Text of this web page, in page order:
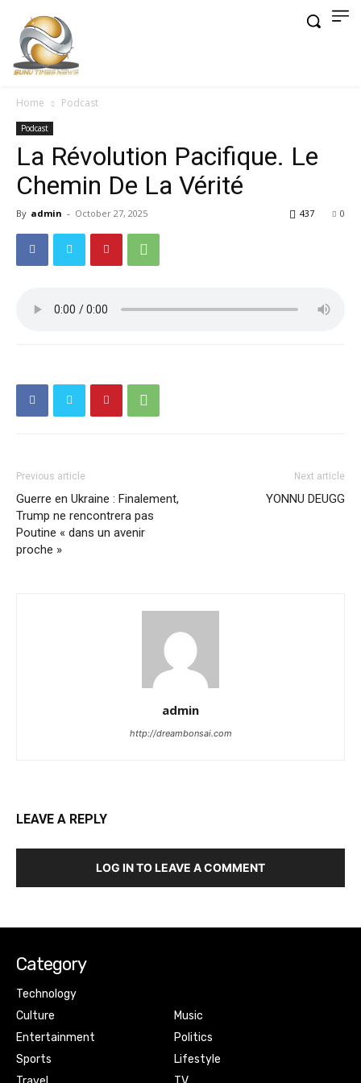
Home Podcast
Podcast
La Révolution Pacifique. Le
Chemin De La Vérité
By admin - October 27, 2025 0
437
Previous article
Guerre en Ukraine : Finalement,
Trump ne rencontrera pas
Poutine « dans un avenir
proche »
Next article
YONNU DEUGG
admin
http://dreambonsai.com
LEAVE A REPLY
LOG IN TO LEAVE A COMMENT
Category
Technology
Culture
Entertainment
Sports
Music
Politics
Lifestyle